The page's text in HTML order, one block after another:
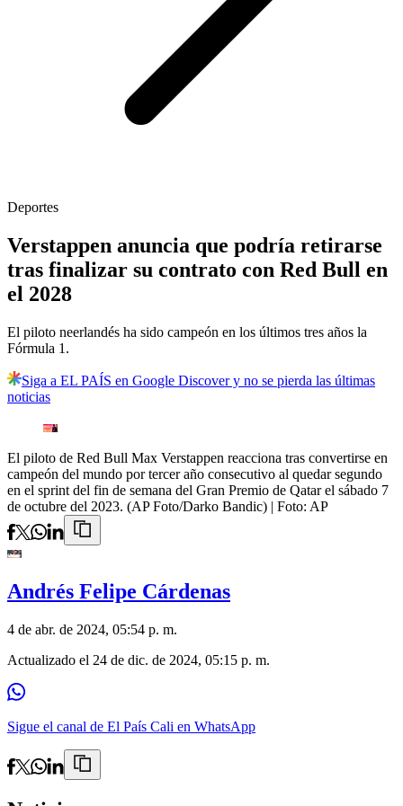
Deportes
Verstappen anuncia que podría retirarse
tras finalizar su contrato con Red Bull en
el 2028
El piloto neerlandés ha sido campeón en los últimos tres años la
Fórmula 1.
Siga a EL PAÍS en Google Discover y no se pierda las últimas
noticias
El piloto de Red Bull Max Verstappen reacciona tras convertirse en
campeón del mundo por tercer año consecutivo al quedar segundo
en el sprint del fin de semana del Gran Premio de Qatar el sábado 7
de octubre del 2023. (AP Foto/Darko Bandic) | Foto: AP
Andrés Felipe Cárdenas
4 de abr. de 2024, 05:54 p. m.
Actualizado el 24 de dic. de 2024, 05:15 p. m.
Sigue el canal de El País Cali en WhatsApp